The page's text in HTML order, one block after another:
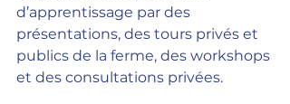
d’apprentissage par des
présentations, des tours privés et
publics de la ferme, des workshops
et des consultations privées.